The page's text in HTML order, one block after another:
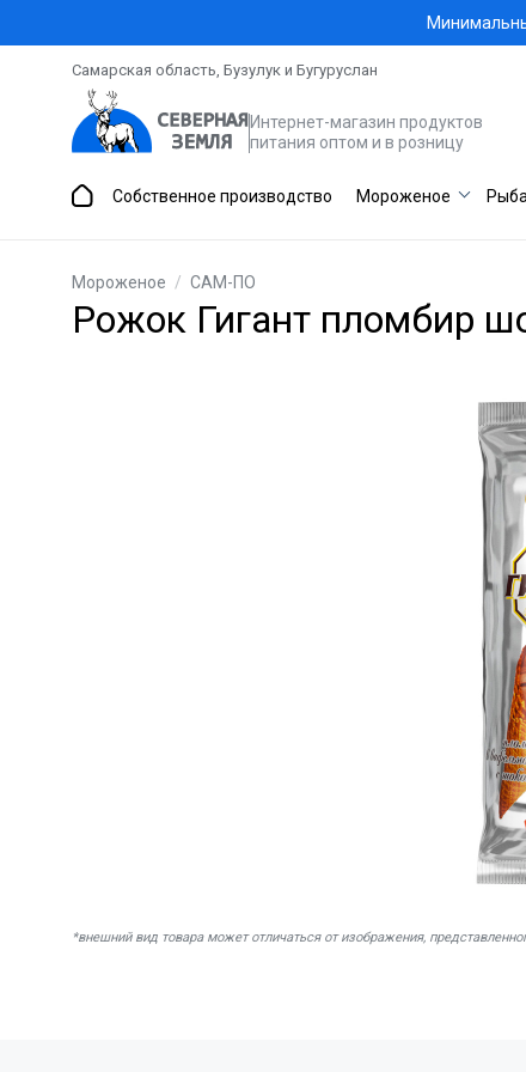
Самарская область, Бузулук и Бугуруслан
Интернет-магазин продуктов
питания оптом и в розницу
Собственное производство Мороженое
Мороженое / САМ-ПО
Рожок Гигант пломбир
*внешний вид товара может отличаться от изображения,